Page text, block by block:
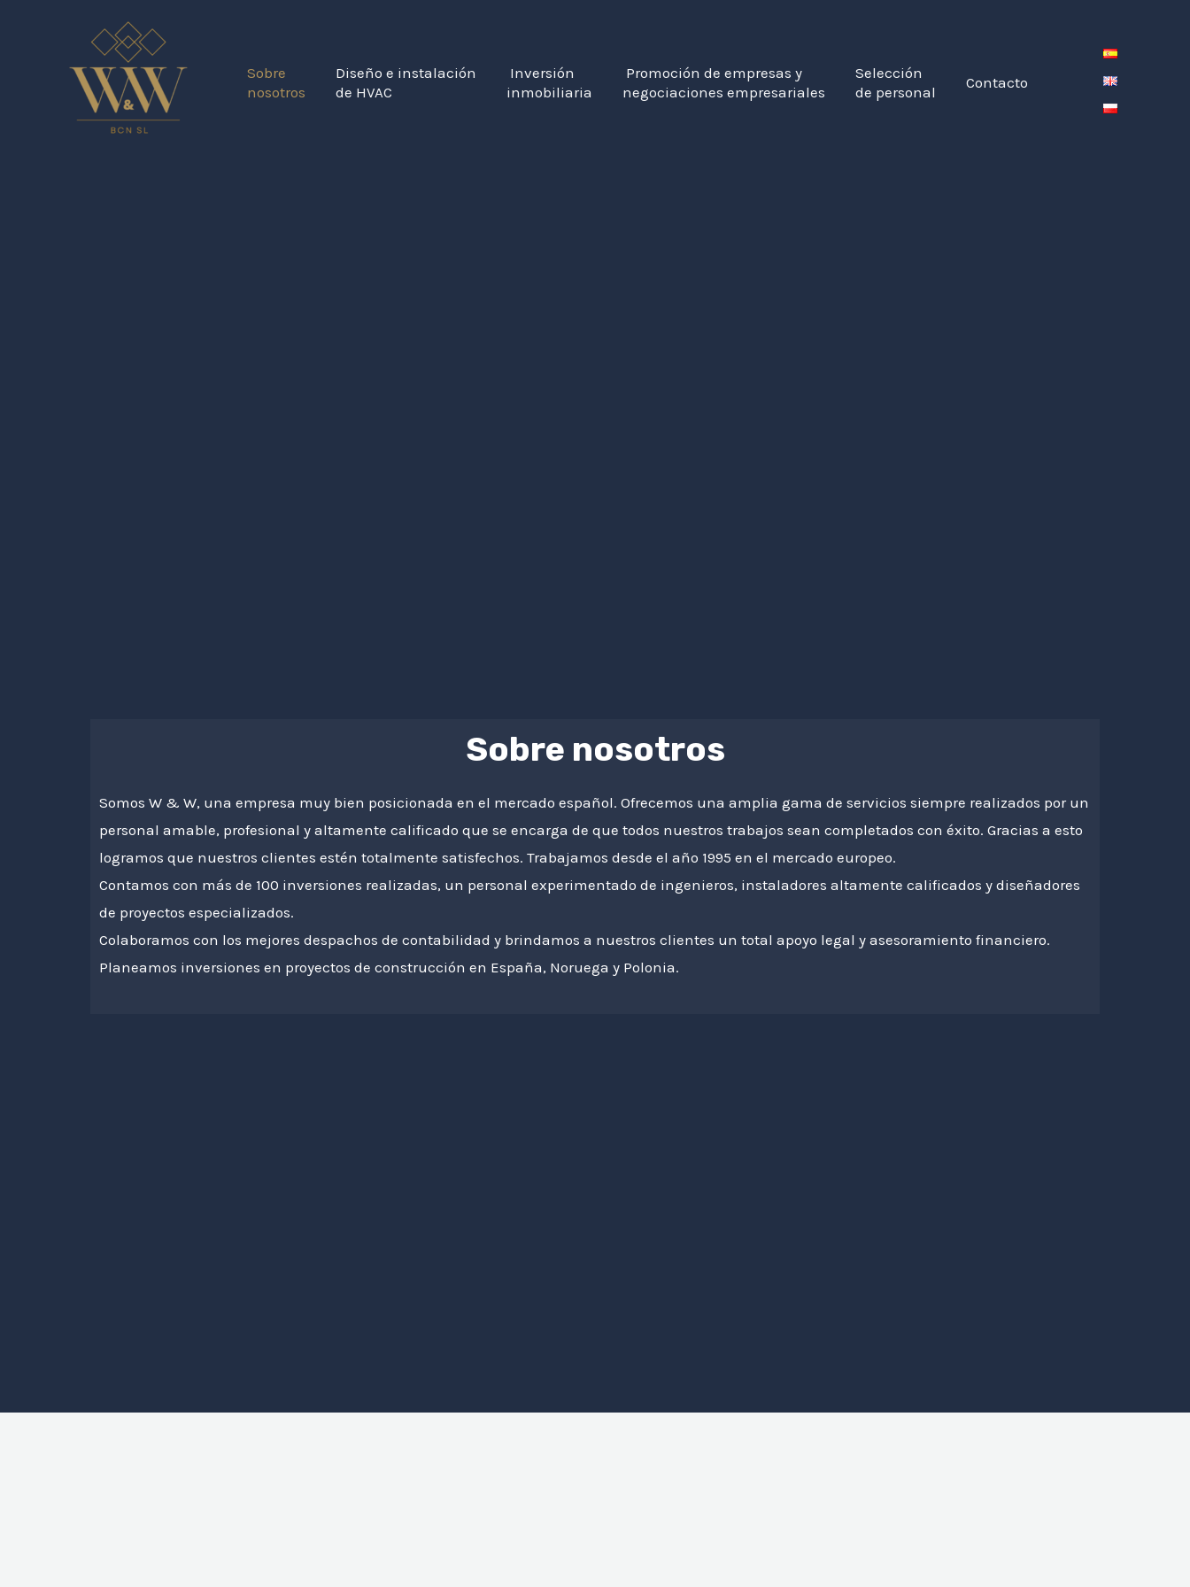
Sobre
nosotros
Diseño e instalación
de HVAC
Inversión
inmobiliaria
Promoción de empresas y
negociaciones empresariales
Selección
de personal
Contacto
Sobre nosotros
Somos W & W, una empresa muy bien posicionada en el mercado español. Ofrecemos una amplia gama de servicios siempre realizados por un
personal amable, profesional y altamente calificado que se encarga de que todos nuestros trabajos sean completados con éxito. Gracias a esto
logramos que nuestros clientes estén totalmente satisfechos. Trabajamos desde el año 1995 en el mercado europeo.
Contamos con más de 100 inversiones realizadas, un personal experimentado de ingenieros, instaladores altamente calificados y diseñadores
de proyectos especializados.
Colaboramos con los mejores despachos de contabilidad y brindamos a nuestros clientes un total apoyo legal y asesoramiento financiero.
Planeamos inversiones en proyectos de construcción en España, Noruega y Polonia.